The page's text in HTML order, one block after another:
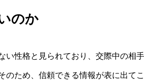
のか
い性格と見られており、交際中の相
のため、信頼できる情報が表に出て